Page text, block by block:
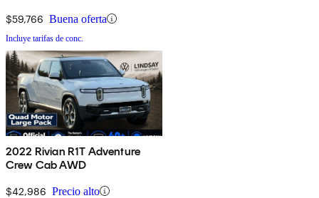
$59,766 Buena oferta
Incluye tarifas de conc.
2022 Rivian R1T Adventure
Crew Cab AWD
$42,986 Precio alto